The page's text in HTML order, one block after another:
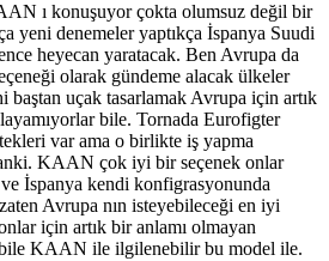
ı konuşuyor çokta olumsuz değil bir
denemeler yaptıkça İspanya Suudi
heyecan yaratacak. Ben Avrupa da
olarak gündeme alacak ülkeler
baştan uçak tasarlamak Avrupa için artık
bile. Tornada Eurofigter
var ama o birlikte iş yapma
KAAN çok iyi bir seçenek onlar
İspanya kendi konfigrasyonunda
Avrupa nın isteyebileceği en iyi
için artık bir anlamı olmayan
KAAN ile ilgilenebilir bu model ile.